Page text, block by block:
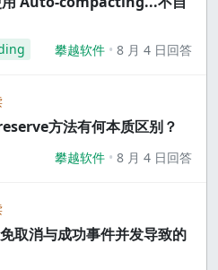
攀越软件 8 月 4 日回答
方法有何本质区别？
攀越软件 8 月 4 日回答
取消与成功事件并发导致的